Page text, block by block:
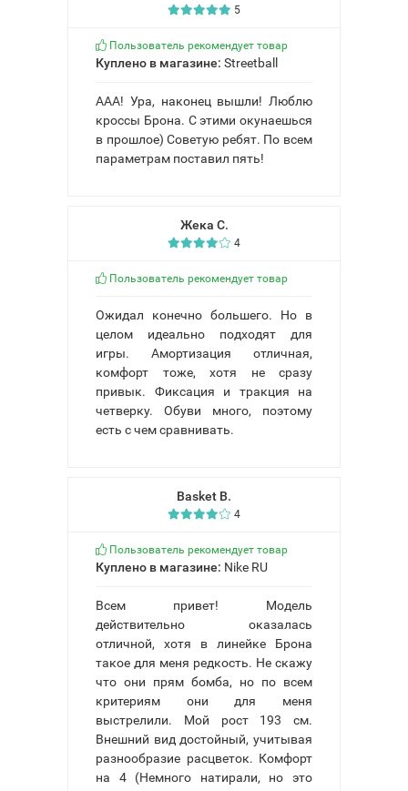
5
Пользователь рекомендует товар
Куплено в магазине: Streetball
ААА! Ура, наконец вышли! Люблю
кроссы Брона. С этими окунаешься
в прошлое) Советую ребят. По всем
параметрам поставил пять!
Жека С.
4
Пользователь рекомендует товар
Ожидал конечно большего. Но в
целом идеально подходят для
игры. Амортизация отличная,
комфорт тоже, хотя не сразу
привык. Фиксация и тракция на
четверку. Обуви много, поэтому
есть с чем сравнивать.
Basket B.
4
Пользователь рекомендует товар
Куплено в магазине: Nike RU
Всем привет! Модель
действительно оказалась
отличной, хотя в линейке Брона
такое для меня редкость. Не скажу
что они прям бомба, но по всем
критериям они для меня
выстрелили. Мой рост 193 см.
Внешний вид достойный, учитывая
разнообразие расцветок. Комфорт
на 4 (Немного натирали, но это